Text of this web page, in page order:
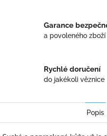
Garance
a povoleného zboží
Rychlé doručení
do jakékoli věznice
Popis